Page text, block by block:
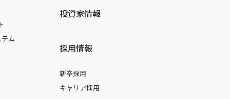
ム
投資家情報
採用情報
新卒採用
キャリア採用